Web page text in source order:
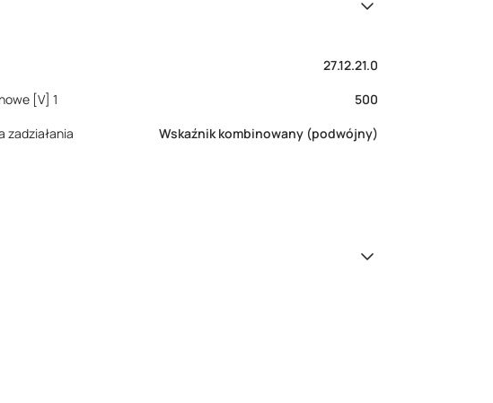
27.12.21.0
[V] 1
500
zadziałania
Wskaźnik kombinowany (podwójny)